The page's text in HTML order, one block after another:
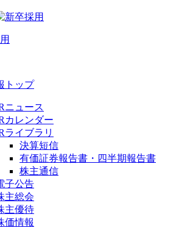
トップ
ニュース
カレンダー
ライブラリ
決算短信
有価証券報告書・四半期報告書
株主通信
子公告
主総会
主優待
価情報